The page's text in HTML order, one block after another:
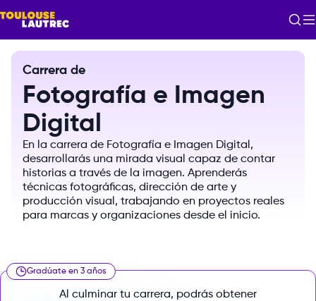
Carrera de
Fotografía e Imagen
Digital
En la carrera de Fotografía e Imagen Digital,
desarrollarás una mirada visual capaz de contar
historias a través de la imagen. Aprenderás
técnicas fotográficas, dirección de arte y
producción visual, trabajando en proyectos reales
para marcas y organizaciones desde el inicio.
Gradúate en 3 años
Al culminar tu carrera, podrás obtener